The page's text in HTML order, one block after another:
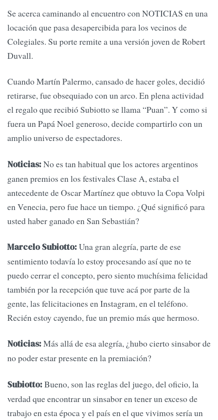
Se acerca caminando al encuentro con NOTICIAS en una
locación que pasa desapercibida para los vecinos de
Colegiales. Su porte remite a una versión joven de Robert
Duvall.
Cuando Martín Palermo, cansado de hacer goles, decidió
retirarse, fue obsequiado con un arco. En plena actividad
el regalo que recibió Subiotto se llama “Puan”. Y como si
fuera un Papá Noel generoso, decide compartirlo con un
amplio universo de espectadores.
Noticias:No es tan habitual que los actores argentinos
ganen premios en los festivales Clase A, estaba el
antecedente de Oscar Martínez que obtuvo la Copa Volpi
en Venecia, pero fue hace un tiempo. ¿Qué significó para
usted haber ganado en San Sebastián?
Marcelo Subiotto:Una gran alegría, parte de ese
sentimiento todavía lo estoy procesando así que no te
puedo cerrar el concepto, pero siento muchísima felicidad
también por la recepción que tuve acá por parte de la
gente, las felicitaciones en Instagram, en el teléfono.
Recién estoy cayendo, fue un premio más que hermoso.
Noticias:Más allá de esa alegría, ¿hubo cierto sinsabor de
no poder estar presente en la premiación?
Subiotto:Bueno, son las reglas del juego, del oficio, la
verdad que encontrar un sinsabor en tener un exceso de
trabajo en esta época y el país en el que vivimos sería un